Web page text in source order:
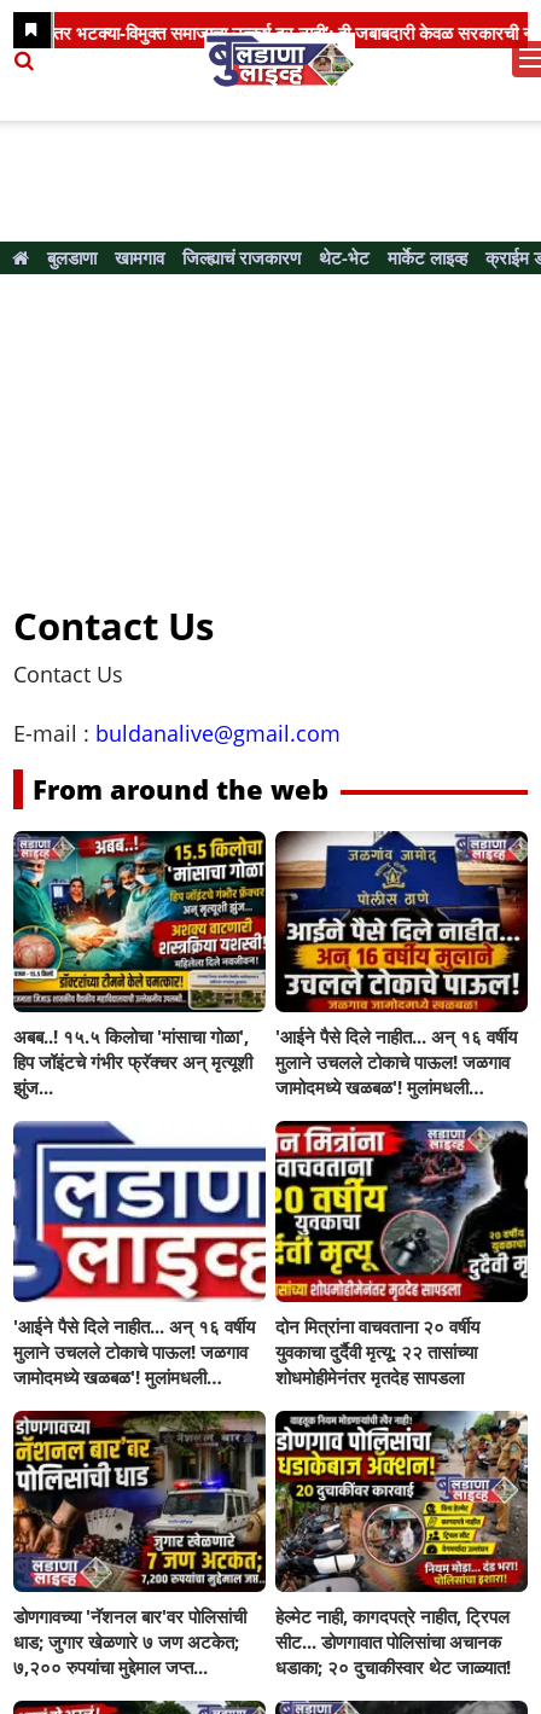
बुलडाणा खामगाव जिल्ह्याचं राजकारण थेट-भेट मार्केट लाइव्ह क्राईम
Contact Us
Contact Us
E-mail : buldanalive@gmail.com
From around the web
अबब..! १५.५ किलोचा 'मांसाचा गोळा',
हिप जॉइंटचे गंभीर फ्रॅक्चर अन् मृत्यूशी
झुंज...
'आईने पैसे दिले नाहीत... अन् १६ वर्षीय
मुलाने उचलले टोकाचे पाऊल! जळगाव
जामोदमध्ये खळबळ'! मुलांमधली
'आईने पैसे दिले नाहीत... अन् १६ वर्षीय
मुलाने उचलले टोकाचे पाऊल! जळगाव
जामोदमध्ये खळबळ'! मुलांमधली
दोन मित्रांना वाचवताना २० वर्षीय
युवकाचा दुर्दैवी मृत्यू; २२ तासांच्या
शोधमोहीमेनंतर मृतदेह सापडला
डोणगावच्या 'नॅशनल बार'वर पोलिसांची
धाड; जुगार खेळणारे ७ जण अटकेत;
७,२०० रुपयांचा मुद्देमाल जप्त...
हेल्मेट नाही, कागदपत्रे नाहीत, ट्रिपल
सीट... डोणगावात पोलिसांचा अचानक
धडाका; २० दुचाकीस्वार थेट जाळ्यात!